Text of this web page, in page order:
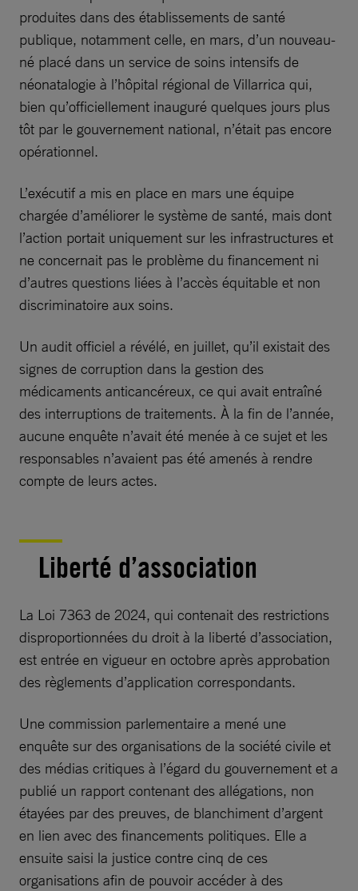
produites dans des établissements de santé
publique, notamment celle, en mars, d’un nouveau-
né placé dans un service de soins intensifs de
néonatalogie à l’hôpital régional de Villarrica qui,
bien qu’officiellement inauguré quelques jours plus
tôt par le gouvernement national, n’était pas encore
opérationnel.
L’exécutif a mis en place en mars une équipe
chargée d’améliorer le système de santé, mais dont
l’action portait uniquement sur les infrastructures et
ne concernait pas le problème du financement ni
d’autres questions liées à l’accès équitable et non
discriminatoire aux soins.
Un audit officiel a révélé, en juillet, qu’il existait des
signes de corruption dans la gestion des
médicaments anticancéreux, ce qui avait entraîné
des interruptions de traitements. À la fin de l’année,
aucune enquête n’avait été menée à ce sujet et les
responsables n’avaient pas été amenés à rendre
compte de leurs actes.
Liberté d’association
La Loi 7363 de 2024, qui contenait des restrictions
disproportionnées du droit à la liberté d’association,
est entrée en vigueur en octobre après approbation
des règlements d’application correspondants.
Une commission parlementaire a mené une
enquête sur des organisations de la société civile et
des médias critiques à l’égard du gouvernement et a
publié un rapport contenant des allégations, non
étayées par des preuves, de blanchiment d’argent
en lien avec des financements politiques. Elle a
ensuite saisi la justice contre cinq de ces
organisations afin de pouvoir accéder à des